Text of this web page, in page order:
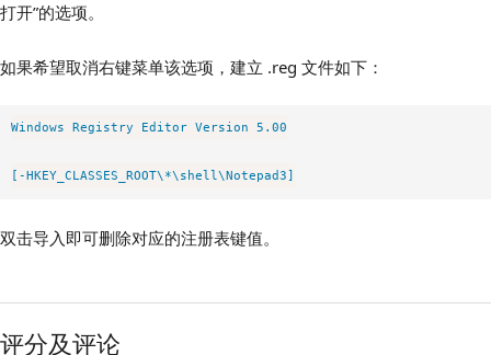
打开”的选项。
如果希望取消右键菜单该选项，建立 .reg 文件如下：
Windows Registry Editor Version 5.00
双击导入即可删除对应的注册表键值。
评分及评论